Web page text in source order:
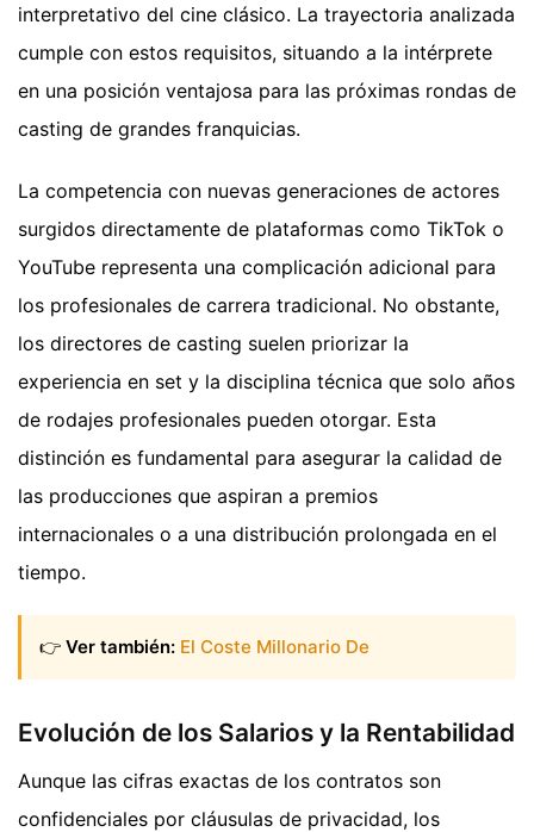
interpretativo del cine clásico. La trayectoria analizada
cumple con estos requisitos, situando a la intérprete
en una posición ventajosa para las próximas rondas de
casting de grandes franquicias.
La competencia con nuevas generaciones de actores
surgidos directamente de plataformas como TikTok o
YouTube representa una complicación adicional para
los profesionales de carrera tradicional. No obstante,
los directores de casting suelen priorizar la
experiencia en set y la disciplina técnica que solo años
de rodajes profesionales pueden otorgar. Esta
distinción es fundamental para asegurar la calidad de
las producciones que aspiran a premios
internacionales o a una distribución prolongada en el
tiempo.
👉 Ver también: El Coste Millonario De
Evolución de los Salarios y la Rentabilidad
Aunque las cifras exactas de los contratos son
confidenciales por cláusulas de privacidad, los